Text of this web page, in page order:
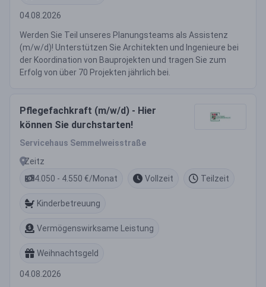
04.08.2026
Werden Sie Teil unseres Planungsteams als Assistenz
(m/w/d)! Unterstützen Sie Architekten und Ingenieure bei
der Koordination von Bauprojekten und tragen Sie zum
Erfolg von über 70 Projekten jährlich bei.
Pflegefachkraft (m/w/d) - Hier
können Sie durchstarten!
Servicehaus Semmelweisstraße
Zeitz
4.050 - 4.550 €/Monat
Vollzeit Teilzeit
Kinderbetreuung
Vermögenswirksame Leistung
Weihnachtsgeld
04.08.2026